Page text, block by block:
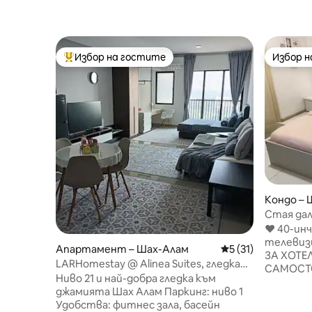
Най-популярен избор на гостите
Избор на гостите
Апартамент – Шах-Алам Средна оценка: 5
5 (31)
LARHomestay @ Alinea Suites, гледка
към джамията Шах Алам
Ниво 21 и най-добра гледка към
джамията Шах Алам Паркинг: ниво 1
Удобства: фитнес зала, басейн
Избор
Избор
Кондо –
Стая
❤️ 40-
ЗА